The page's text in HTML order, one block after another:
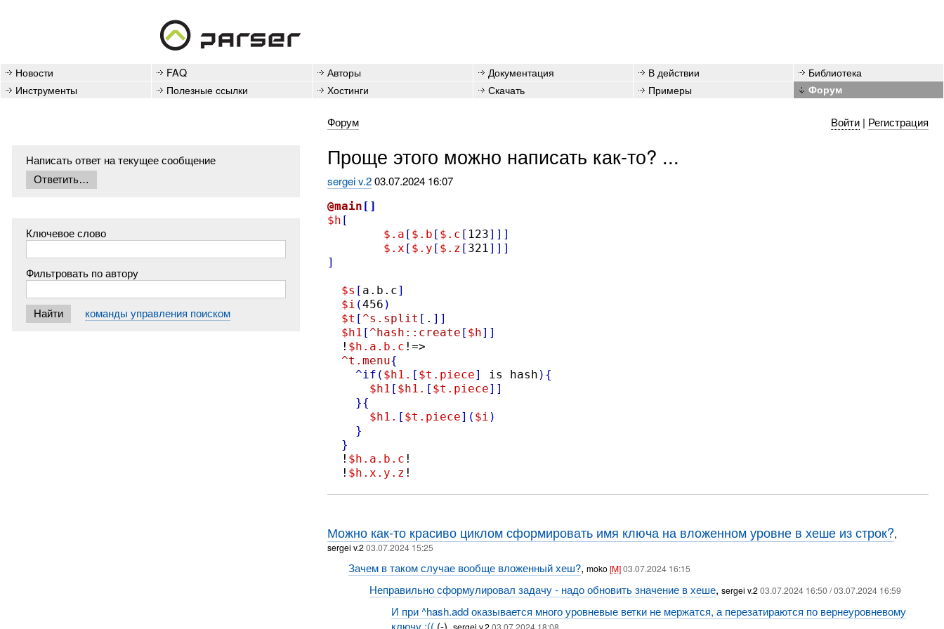
Новости FAQ Авторы Документация В действии
Библиотека
Инструменты
Полезные ссылки Хостинги Скачать Примеры Форум
Форум Войти| Регистрация
Написать ответ на текущее сообщение
Ключевое слово
Фильтровать по автору
команды управления поиском
Проще этого можно написать как-то? ...
sergei v.2 03.07.2024 16:07
@main []
$h [
$.a [ $.b [ $.c [ 123]]]
$.x [ $.y [ $.z [ 321]]]
]
$s [ a.b.c]
$i (456 )
$t [^s.split [ . ]]
$h1 [^hash::create [ $h]]
  !
$h.a.b.c !=>
^t.menu{
^if ( $h1. [ $t.piece] is hash ){
$h1 [ $h1. [ $t.piece]]
}{
$h1. [ $t.piece]( $i )
}
}
  !
$h.a.b.c !
  !
$h.x.y.z !
Можно как-то красиво циклом сформировать имя ключа на вложенном уровне в хеше из строк?,
sergei v.203.07.2024 15:25
Зачем в таком случае вообще вложенный хеш?, moko[M]03.07.2024 16:15
Неправильно сформулировал задачу - надо обновить значение в хеше,sergei v.203.07.2024 16:50 / 03.07.2024 16:59
И при ^hash.add оказывается много уровневые ветки не мержатся, а перезатираются по вернеуровневому
ключу :(((-), sergei v.203.07.2024 18:08